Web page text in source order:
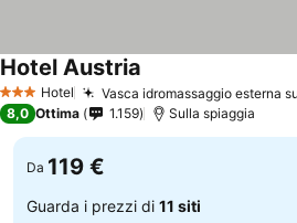
3 StelleHotel Vasca idromassaggio esterna
Hotel Austria
8,0 Ottima 1.159 Sulla spiaggia
Da 119 €
Guarda i prezzi di 11 siti